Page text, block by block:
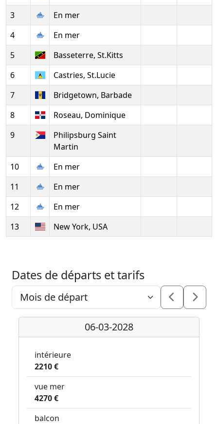
3
En mer
4
En mer
5
Basseterre, St.Kitts
6
Castries, St.Lucie
7
Bridgetown, Barbade
8
Roseau, Dominique
9
Philipsburg Saint
Martin
10
En mer
11
En mer
12
En mer
13
New York, USA
Dates de départs et tarifs
06-03-2028
intérieure
2210 €
vue mer
4270 €
balcon